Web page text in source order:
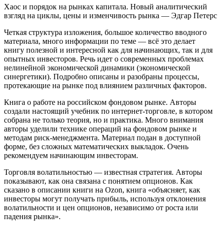
Хаос и порядок на рынках капитала. Новый аналитический
взгляд на циклы, цены и изменчивость рынка — Эдгар Петерс
Четкая структура изложения, большое количество вводного
материала, много информации по теме — всё это делает
книгу полезной и интересной как для начинающих, так и для
опытных инвесторов. Речь идет о современных проблемах
нелинейной экономической динамики (экономической
синергетики). Подробно описаны и разобраны процессы,
протекающие на рынке под влиянием различных факторов.
Книга о работе на российском фондовом рынке. Авторы
создали настоящий учебник по интернет-торговле, в котором
собрана не только теория, но и практика. Много внимания
авторы уделили технике операций на фондовом рынке и
методам риск-менеджмента. Материал подан в доступной
форме, без сложных математических выкладок. Очень
рекомендуем начинающим инвесторам.
Торговля волатильностью — известная стратегия. Авторы
показывают, как она связана с понятием опционов. Как
сказано в описании книги на Ozon, книга «объясняет, как
инвесторы могут получать прибыль, используя отклонения
волатильности и цен опционов, независимо от роста или
падения рынка».